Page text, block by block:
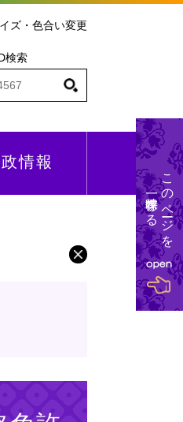
ズ・色合い変更
検索
情報
このページを
一時保存する